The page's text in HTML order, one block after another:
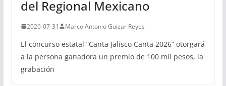
del Regional Mexicano
2026-07-31 Marco Antonio Guizar Reyes
El concurso estatal “Canta Jalisco Canta 2026” otorgará
a la persona ganadora un premio de 100 mil pesos, la
grabación